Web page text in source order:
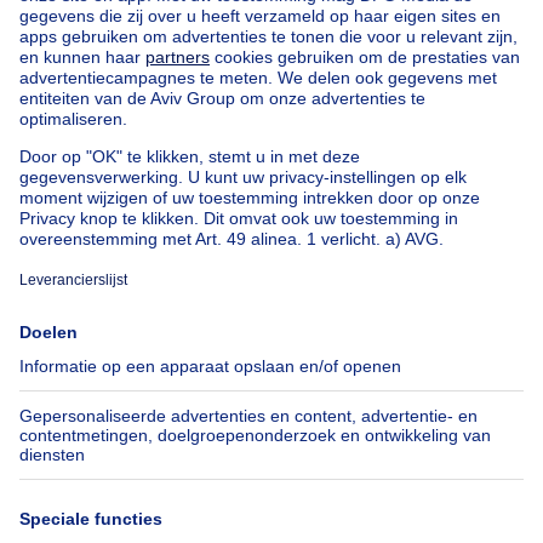
Bungalow te koop
Chalet te koop
Kasteel te koop
Landhuis te koop
Gebouw gemengd gebruik te koop
Andere panden te koop
Manoir te koop
Onze huizen buiten BelgiëHuis te koop Frankrijk
Huis te koop Spanje
Huis te koop Luxemburg
Huis te koop Nederland
Over
Immoweb
Pers
Jobs
Axel Springer Group
SeLoger.com
Immowelt.de
Tools
Belfius
Verzekeringen
Verhuis checklist